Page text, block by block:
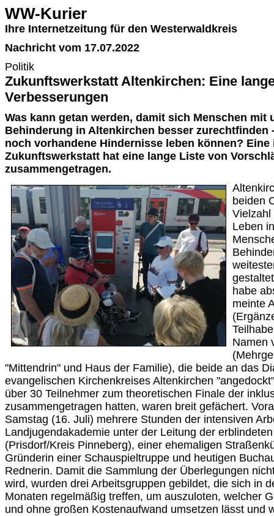
WW-Kurier
Ihre Internetzeitung für den Westerwaldkreis
Nachricht vom 17.07.2022
Politik
Zukunftswerkstatt Altenkirchen: Eine
Verbesserungen
Was kann getan werden, damit sich Menschen mit
Behinderung in Altenkirchen besser zurechtfinden
noch vorhandene Hindernisse leben können?
Zukunftswerkstatt hat eine lange Liste von
zusammengetragen.
beiden
Vielzahl
Leben
habe
meinte
Namen
"Mittendrin" und Haus der Familie), die beide an das
evangelischen Kirchenkreises Altenkirchen
über 30 Teilnehmer zum theoretischen Finale der
zusammengetragen hatten, waren breit gefächert.
Samstag (16. Juli) mehrere Stunden der intensiven
Landjugendakademie unter der Leitung der
(Prisdorf/Kreis Pinneberg), einer ehemaligen
Gründerin einer Schauspieltruppe und heutigen
Rednerin. Damit die Sammlung der Überlegungen
wird, wurden drei Arbeitsgruppen gebildet, die sich in
Monaten regelmäßig treffen, um auszuloten, welcher
und ohne großen Kostenaufwand umsetzen lässt und